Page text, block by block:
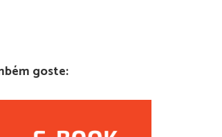
goste: